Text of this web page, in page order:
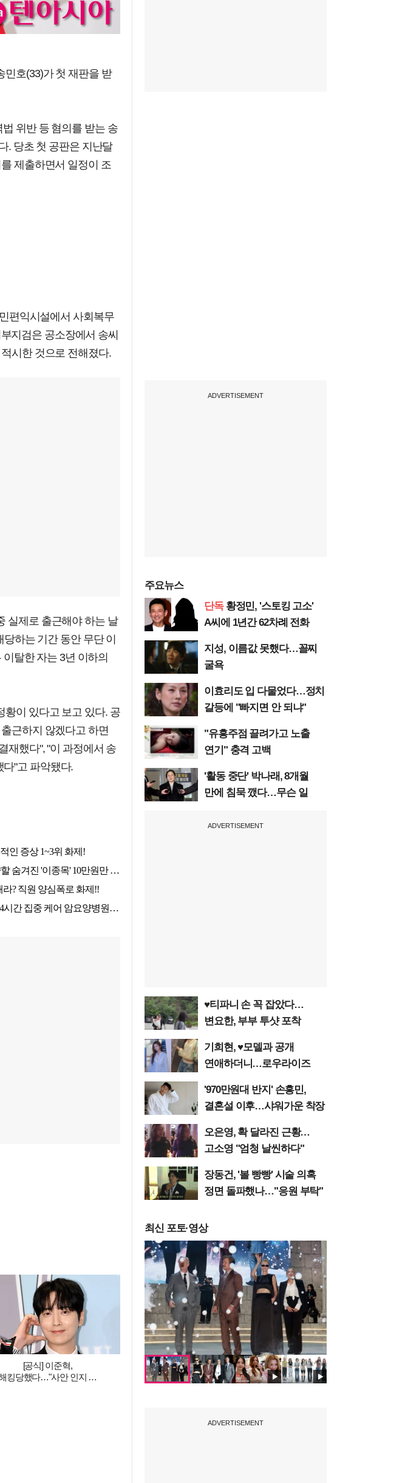
민호(33)가 첫 재판을 받
위반 등 혐의를 받는 송
. 당초 첫 공판은 지난달
제출하면서 일정이 조
편익시설에서 사회복무
지검은 공소장에서 송씨
시한 것으로 전해졌다.
실제로 출근해야 하는 날
하는 기간 동안 무단 이
탈한 자는 3년 이하의
황이 있다고 보고 있다. 공
근하지 않겠다고 하면
재했다", "이 과정에서 송
다"고 파악됐다.
[공식] 이준혁,
킹당했다…"사안 인지 후
ADVERTISEMENT
주요뉴스
단독 황정민, '스토킹 고소'
A씨에 1년간 62차례 전화
지성, 이름값 못했다…꼴찌
굴욕
이효리도 입 다물었다…정치
갈등에 "빠지면 안 되냐"
"유흥주점 끌려가고 노출
연기" 충격 고백
'활동 중단' 박나래, 8개월
만에 침묵 깼다…무슨 일
ADVERTISEMENT
♥티파니 손 꼭 잡았다…
변요한, 부부 투샷 포착
기희현, ♥모델과 공개
연애하더니…로우라이즈
'970만원대 반지' 손흥민,
결혼설 이후…샤워가운 착장
오은영, 확 달라진 근황…
고소영 "엄청 날씬하다"
장동건, '볼 빵빵' 시술 의혹
정면 돌파했나…"응원 부탁"
최신 포토·영상
ADVERTISEMENT